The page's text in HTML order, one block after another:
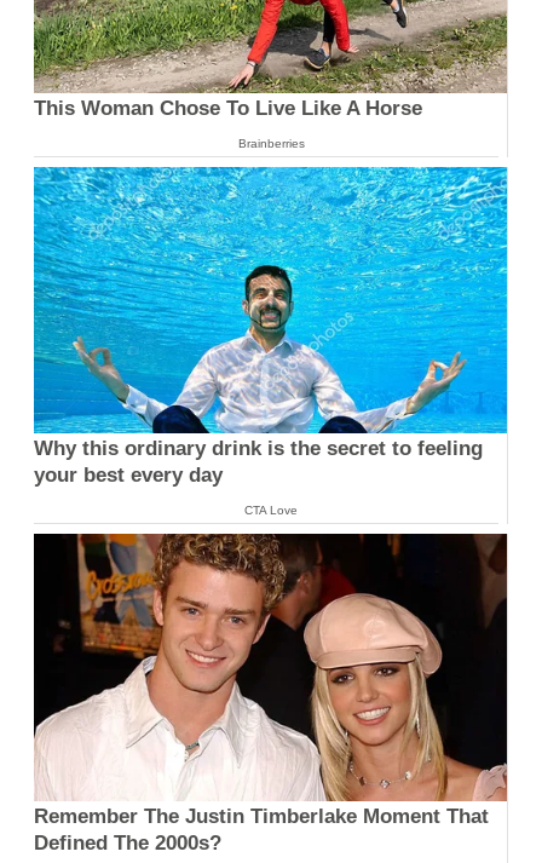
This Woman Chose To Live Like A Horse
Brainberries
Why this ordinary drink is the secret to feeling
your best every day
CTA Love
Remember The Justin Timberlake Moment That
Defined The 2000s?